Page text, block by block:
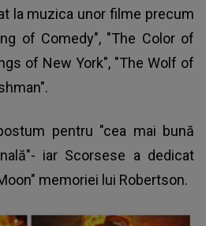
la muzica unor filme precum
of Comedy", "The Color of
of New York", "The Wolf of
pentru "cea mai bună
iar Scorsese a dedicat
memoriei lui Robertson.